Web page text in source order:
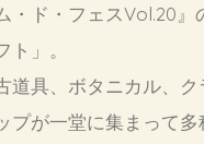
・ド・フェスVol.20』
ト」。
道具、ボタニカル、ク
プが一堂に集まって多